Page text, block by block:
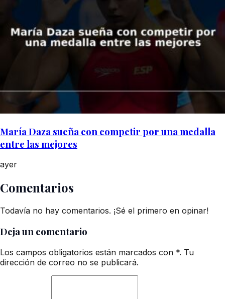
María Daza sueña con competir por una medalla
entre las mejores
ayer
Comentarios
Todavía no hay comentarios. ¡Sé el primero en opinar!
Deja un comentario
Los campos obligatorios están marcados con *. Tu
dirección de correo no se publicará.